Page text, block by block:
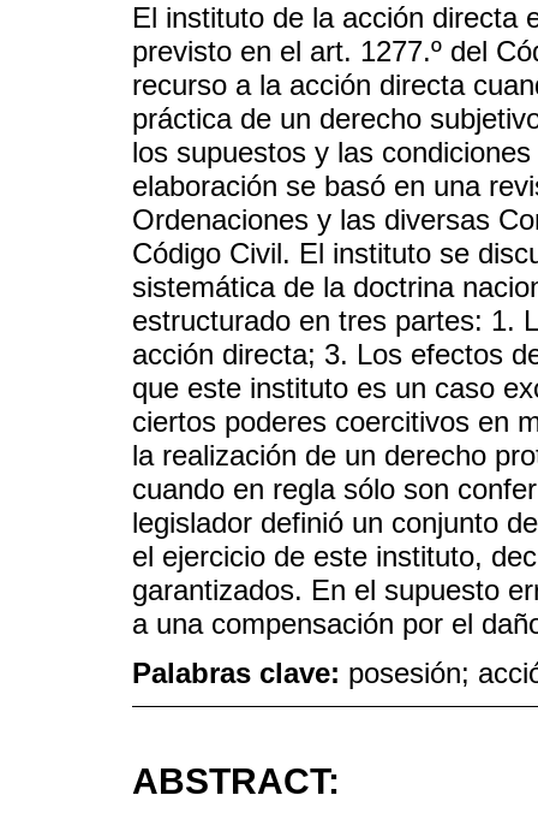
El instituto de la acción directa
previsto en el art. 1277.º del
recurso a la acción directa
práctica de un derecho
los supuestos y las
elaboración se basó en una
Ordenaciones y las diversas
Código Civil. El instituto se
sistemática de la doctrina
estructurado en tres partes: 1.
acción directa; 3. Los efectos
que este instituto es un caso
ciertos poderes coercitivos en
la realización de un derecho
cuando en regla sólo son
legislador definió un conjunto
el ejercicio de este instituto,
garantizados. En el supuesto
a una compensación por el
Palabras clave: posesión;
ABSTRACT: